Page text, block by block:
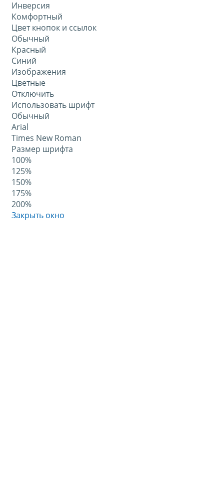
Инверсия
Комфортный
Цвет кнопок и ссылок
Обычный
Красный
Синий
Изображения
Цветные
Отключить
Использовать шрифт
Обычный
Arial
Times New Roman
Размер шрифта
100%
125%
150%
175%
200%
Закрыть окно